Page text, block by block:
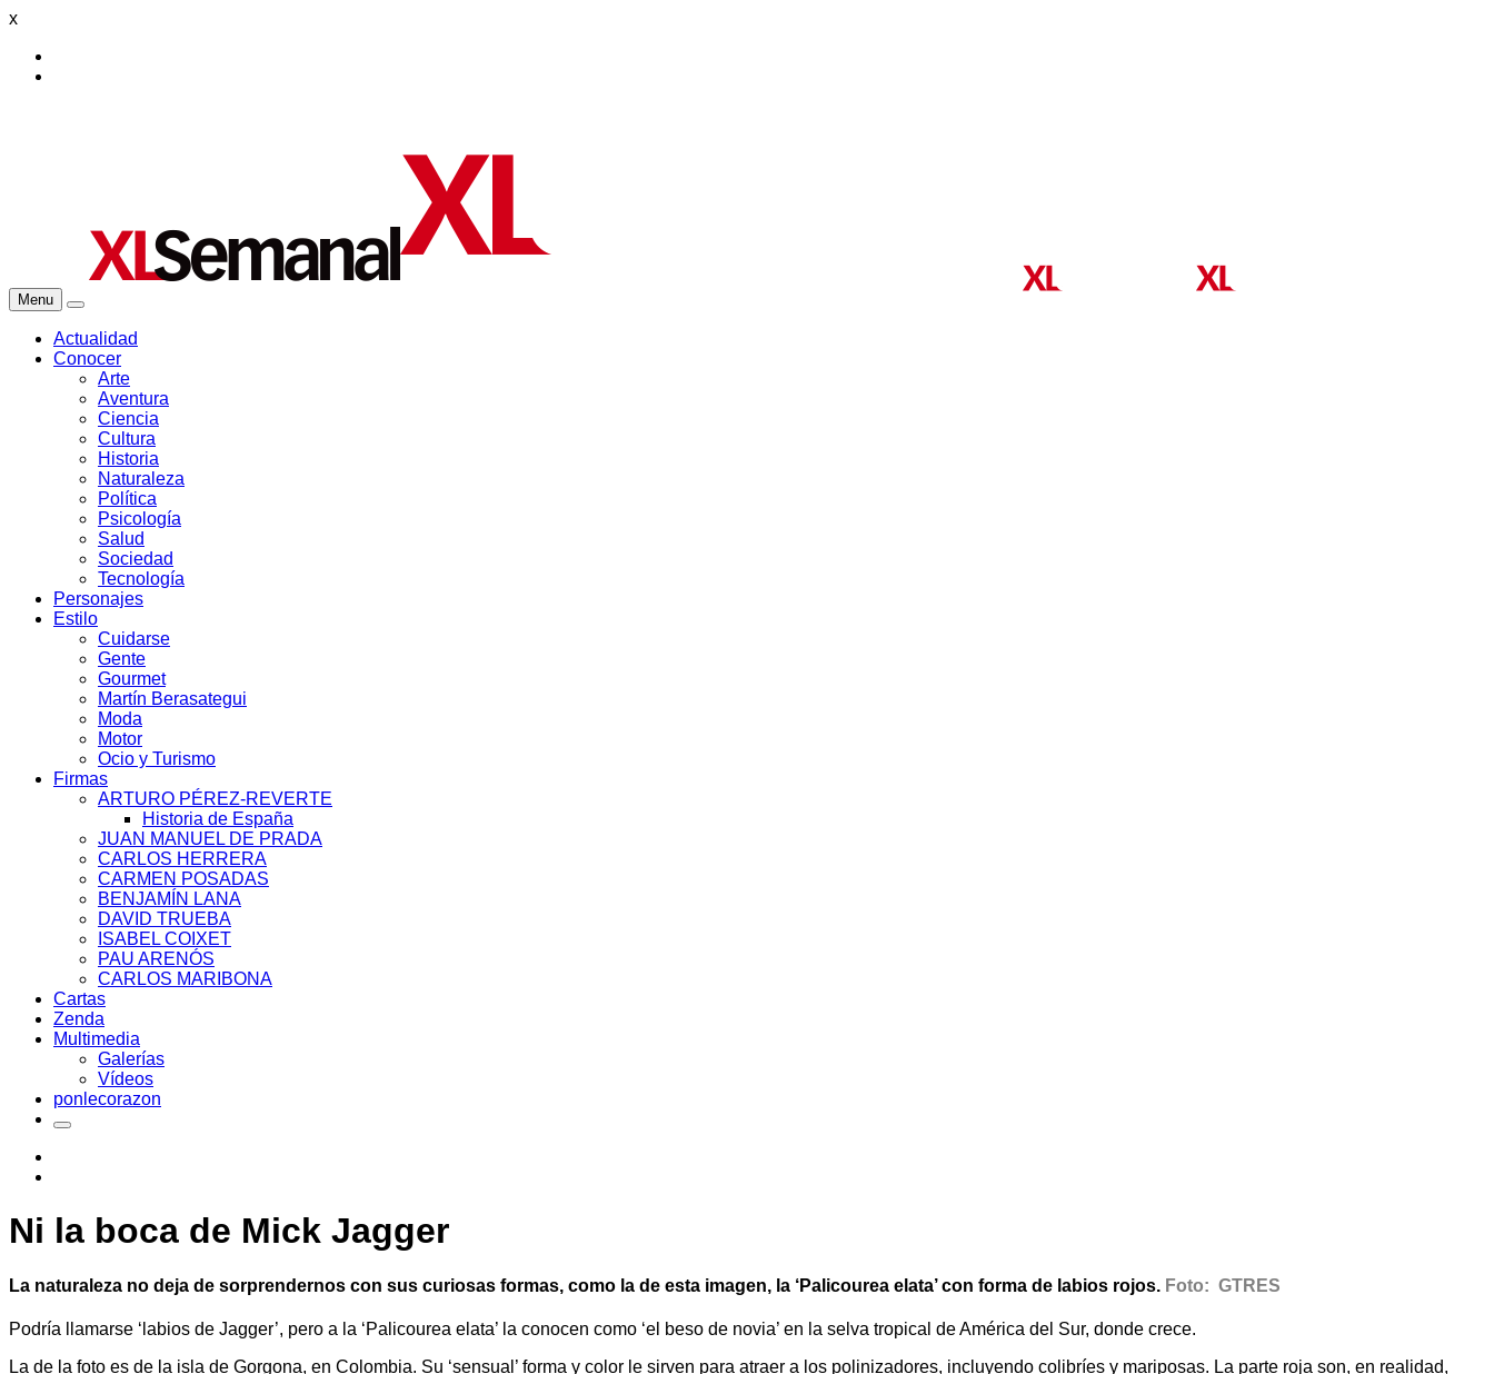
x
Menu
Actualidad
Conocer
Arte
Aventura
Ciencia
Cultura
Historia
Naturaleza
Política
Psicología
Salud
Sociedad
Tecnología
Personajes
Estilo
Cuidarse
Gente
Gourmet
Martín Berasategui
Moda
Motor
Ocio y Turismo
Firmas
ARTURO PÉREZ-REVERTE
Historia de España
JUAN MANUEL DE PRADA
CARLOS HERRERA
CARMEN POSADAS
BENJAMÍN LANA
DAVID TRUEBA
ISABEL COIXET
PAU ARENÓS
CARLOS MARIBONA
Cartas
Zenda
Multimedia
Galerías
Vídeos
ponlecorazon
Ni la boca de Mick Jagger
La naturaleza no deja de sorprendernos con sus curiosas formas, como la de esta imagen, la ‘Palicourea elata’ con forma de labios rojos. Foto: GTRES
Podría llamarse ‘labios de Jagger’, pero a la ‘Palicourea elata’ la conocen como ‘el beso de novia’ en la selva tropical de América del Sur, donde crece.
La de la foto es de la isla de Gorgona, en Colombia. Su ‘sensual’ forma y color le sirven para atraer a los polinizadores, incluyendo colibríes y mariposas. La parte roja son, en realidad,